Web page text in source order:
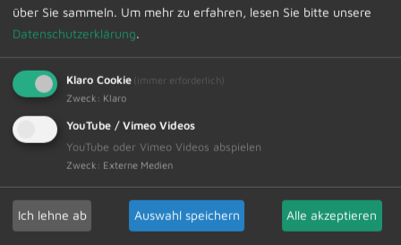
Zur Übersicht
26.07.2024 Amtliche Bekanntmachungen
über Sie sammeln. Um mehr zu erfahren, lesen Sie bitte unsere
Datenschutzerklärung.
Klaro Cookie (immer erforderlich)
Zweck : Klaro
YouTube / Vimeo Videos
YouTube oder Vimeo Videos abspielen
Zweck : Externe Medien
Ich lehne ab Auswahl speichern Alle akzeptieren